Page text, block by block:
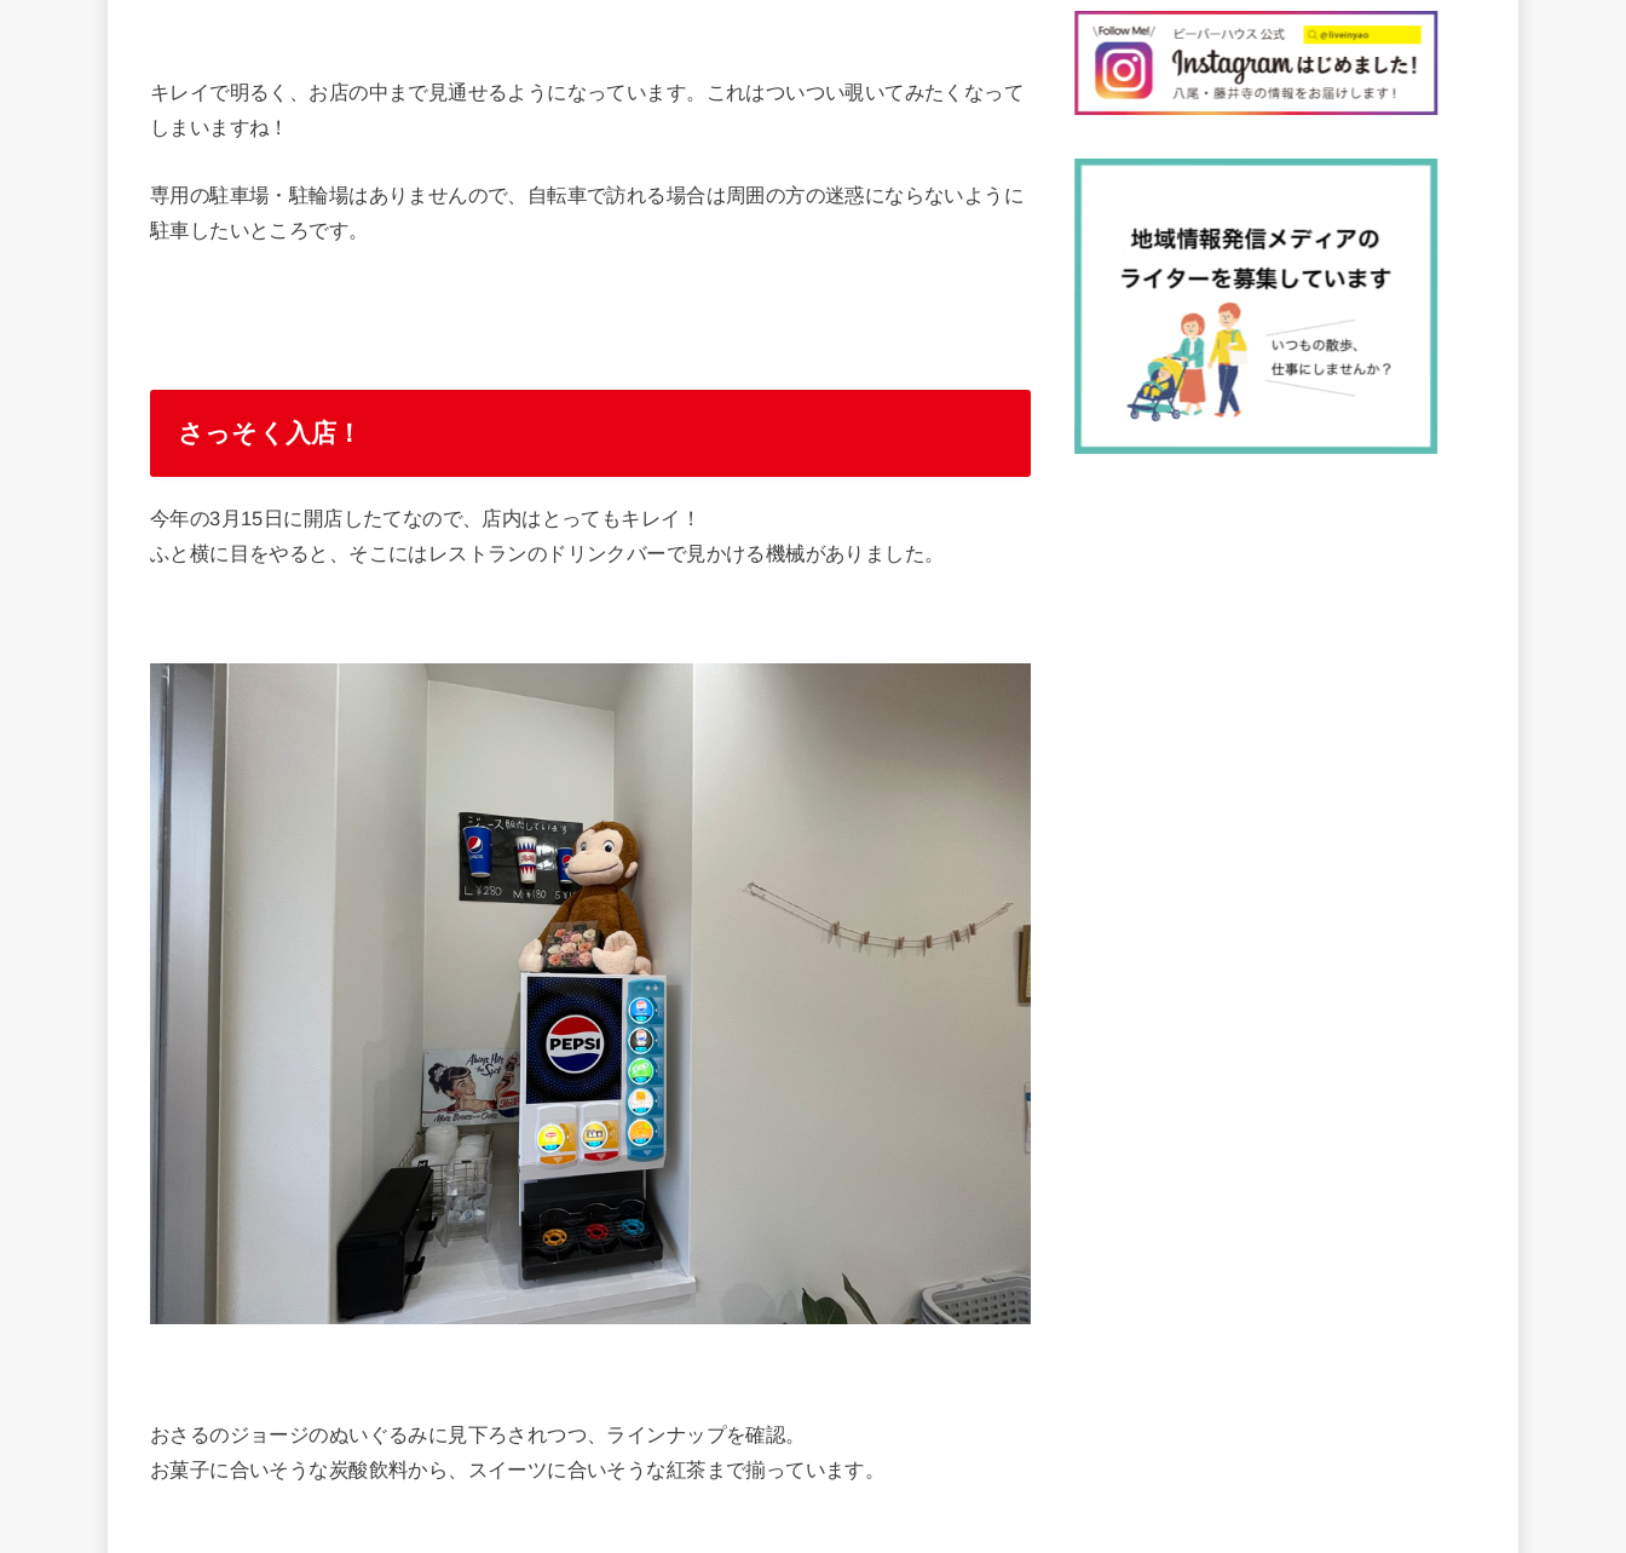
キレイで明るく、お店の中まで見通せるようになっています。これはついつい覗いてみたくなって
しまいますね！
専用の駐車場・駐輪場はありませんので、自転車で訪れる場合は周囲の方の迷惑にならないように
駐車したいところです。
さっそく入店！
今年の3月15日に開店したてなので、店内はとってもキレイ！
ふと横に目をやると、そこにはレストランのドリンクバーで見かける機械がありました。
おさるのジョージのぬいぐるみに見下ろされつつ、ラインナップを確認。
お菓子に合いそうな炭酸飲料から、スイーツに合いそうな紅茶まで揃っています。